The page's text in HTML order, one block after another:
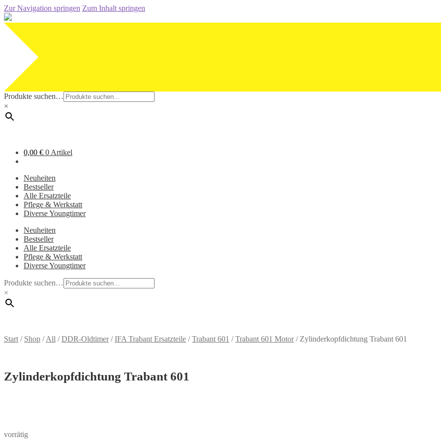
Zur Navigation springen Zum Inhalt springen
Produkte suchen…
×
0,00 € 0 Artikel
Neuheiten
Bestseller
Alle Ersatzteile
Pflege & Werkstatt
Diverse Youngtimer
Neuheiten
Bestseller
Alle Ersatzteile
Pflege & Werkstatt
Diverse Youngtimer
Produkte suchen…
×
Start / Shop /All /DDR-Oldtimer/IFA Trabant Ersatzteile /Trabant 601 /Trabant 601 Motor/ Zylinderkopfdichtung Trabant 601
Zylinderkopfdichtung Trabant 601
vorrätig